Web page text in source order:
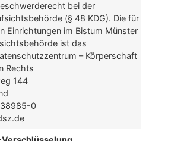
bei der
(§ 48 KDG). Die für
Einrichtungen im Bistum Münster
ist das
– Körperschaft
Rechts
144
0